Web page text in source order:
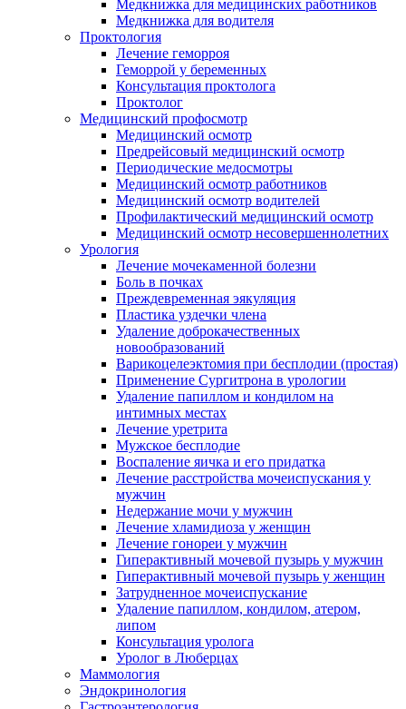
Медкнижка для медицинских работников
Медкнижка для водителя
Проктология
Лечение геморроя
Геморрой у беременных
Консультация проктолога
Проктолог
Медицинский профосмотр
Медицинский осмотр
Предрейсовый медицинский осмотр
Периодические медосмотры
Медицинский осмотр работников
Медицинский осмотр водителей
Профилактический медицинский осмотр
Медицинский осмотр несовершеннолетних
Урология
Лечение мочекаменной болезни
Боль в почках
Преждевременная эякуляция
Пластика уздечки члена
Удаление доброкачественных
новообразований
Варикоцелеэктомия при бесплодии (простая)
Применение Сургитрона в урологии
Удаление папиллом и кондилом на
интимных местах
Лечение уретрита
Мужское бесплодие
Воспаление яичка и его придатка
Лечение расстройства мочеиспускания у
мужчин
Недержание мочи у мужчин
Лечение хламидиоза у женщин
Лечение гонореи у мужчин
Гиперактивный мочевой пузырь у мужчин
Гиперактивный мочевой пузырь у женщин
Затрудненное мочеиспускание
Удаление папиллом, кондилом, атером,
липом
Консультация уролога
Уролог в Люберцах
Маммология
Эндокринология